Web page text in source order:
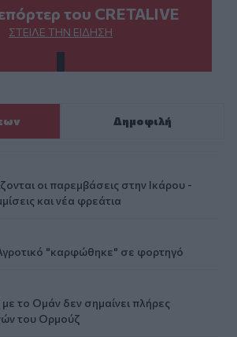
του CRETALIVE
ΣΤΕΊΛΕ ΤΗΝ ΕΊΔΗΣΗ
Δημοφιλή
οι παρεμβάσεις στην Ικάρου -
και νέα φρεάτια
"καρφώθηκε" σε φορτηγό
το Ομάν δεν σημαίνει πλήρες
του Ορμούζ